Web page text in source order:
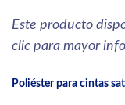
Este producto
clic para mayor
Poliéster para cintas